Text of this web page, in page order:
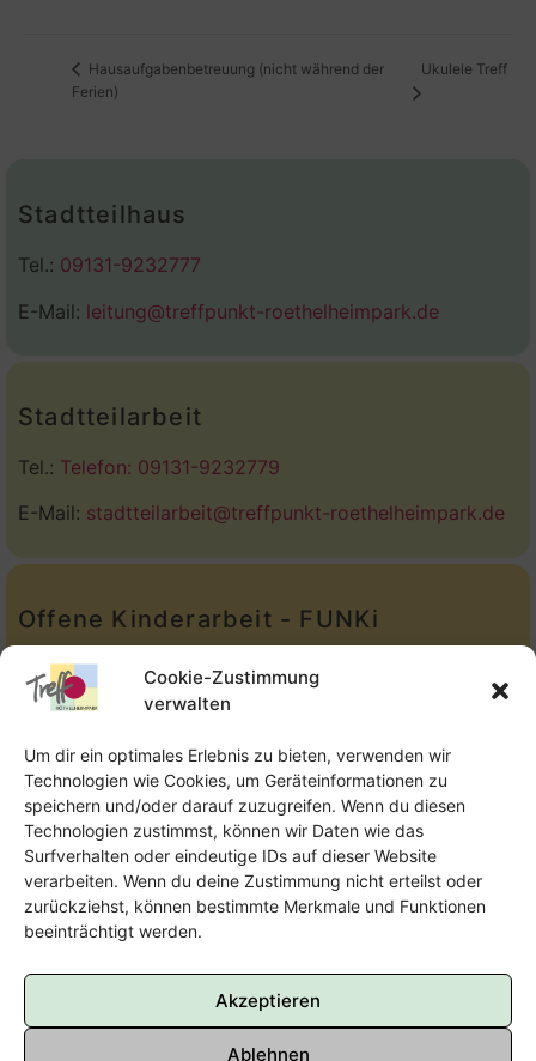
Cookie-Zustimmung
verwalten
Um dir ein optimales Erlebnis zu bieten, verwenden wir
Technologien wie Cookies, um Geräteinformationen zu
speichern und/oder darauf zuzugreifen. Wenn du diesen
Technologien zustimmst, können wir Daten wie das
Surfverhalten oder eindeutige IDs auf dieser Website
verarbeiten. Wenn du deine Zustimmung nicht erteilst oder
zurückziehst, können bestimmte Merkmale und Funktionen
beeinträchtigt werden.
Akzeptieren
Ablehnen
Hausaufgabenbetreuung (nicht während der
Ferien)
Ukulele Treff
Stadtteilhaus
Tel.: 09131-9232777
E-Mail: leitung@treffpunkt-roethelheimpark.de
Stadtteilarbeit
Tel.: Telefon: 09131-9232779
E-Mail: stadtteilarbeit@treffpunkt-roethelheimpark.de
Offene Kinderarbeit - FUNKi
Tel.:Telefon: 09131-610749
E-Mail:oka@treffpunkt-roethelheimpark.de
Offene Jugendarbeit - Easthouse
Tel:
09131–302259
E-Mail:oja@treffpunkt-roethelheimpark.de